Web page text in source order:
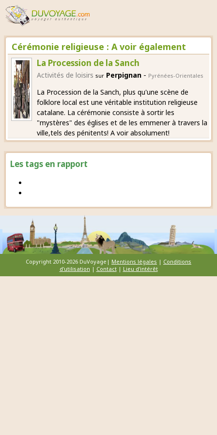
Les tags en rapport
Cérémonie religieuse : A voir également
La Procession de la Sanch
Activités de loisirs sur Perpignan - Pyrénées-Orientales
La Procession de la Sanch, plus qu'une scène de
folklore local est une véritable institution religieuse
catalane. La cérémonie consiste à sortir les
"mystères" des églises et de les emmener à travers la
ville,tels des pénitents! A voir absolument!
Copyright 2010-2026 DuVoyage| Mentions légales | Conditions
d'utilisation | Contact| Lieu d'intérêt